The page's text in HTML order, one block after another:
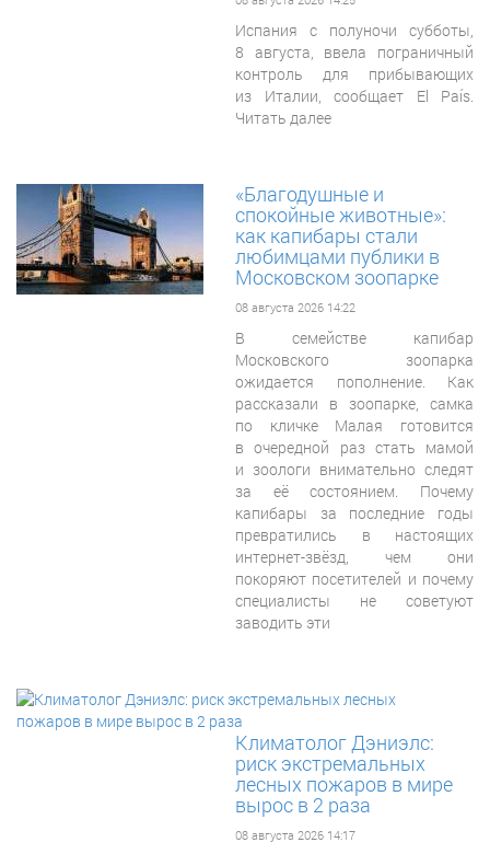
Испания с полуночи субботы,
8 августа, ввела пограничный
контроль для прибывающих
из Италии, сообщает El País.
Читать далее
«Благодушные и
спокойные животные»:
как капибары стали
любимцами публики в
Московском зоопарке
08 августа 2026 14:22
В семействе капибар
Московского зоопарка
ожидается пополнение. Как
рассказали в зоопарке, самка
по кличке Малая готовится
в очередной раз стать мамой
и зоологи внимательно следят
за её состоянием. Почему
капибары за последние годы
превратились в настоящих
интернет-звёзд, чем они
покоряют посетителей и почему
специалисты не советуют
заводить эти
Климатолог Дэниэлс:
риск экстремальных
лесных пожаров в мире
вырос в 2 раза
08 августа 2026 14:17